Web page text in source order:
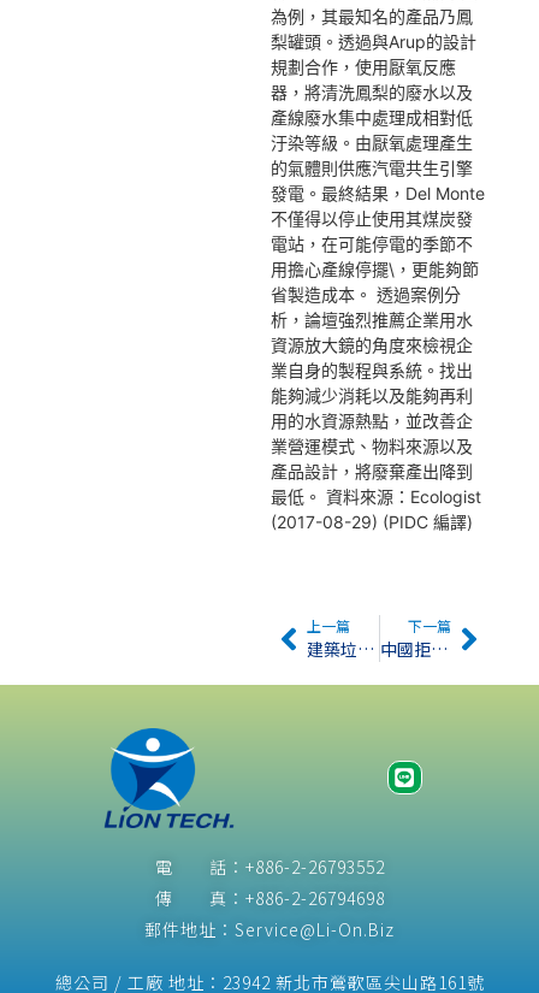
為例，其最知名的產品乃鳳
梨罐頭。透過與Arup的設計
規劃合作，使用厭氧反應
器，將清洗鳳梨的廢水以及
產線廢水集中處理成相對低
汙染等級。由厭氧處理產生
的氣體則供應汽電共生引擎
發電。最終結果，Del Monte
不僅得以停止使用其煤炭發
電站，在可能停電的季節不
用擔心產線停擺\，更能夠節
省製造成本。 透過案例分
析，論壇強烈推薦企業用水
資源放大鏡的角度來檢視企
業自身的製程與系統。找出
能夠減少消耗以及能夠再利
用的水資源熱點，並改善企
業營運模式、物料來源以及
產品設計，將廢棄產出降到
最低。 資料來源：Ecologist
(2017-08-29) (PIDC 編譯)
上一篇
建築垃圾變路基北京首造道路斷面再生結構
下一篇
中國拒收洋垃圾的全球影響
電 話：+886-2-26793552
傳 真：+886-2-26794698
郵件地址：Service@Li-On.Biz
總公司 / 工廠 地址：23942 新北市鶯歌區尖山路161號